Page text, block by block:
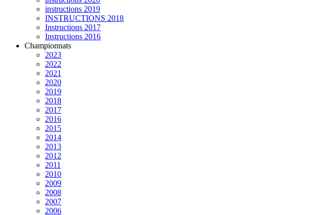
instructions 2019
INSTRUCTIONS 2018
Instructions 2017
Instructions 2016
Championnats
2023
2022
2021
2020
2019
2018
2017
2016
2015
2014
2013
2012
2011
2010
2009
2008
2007
2006